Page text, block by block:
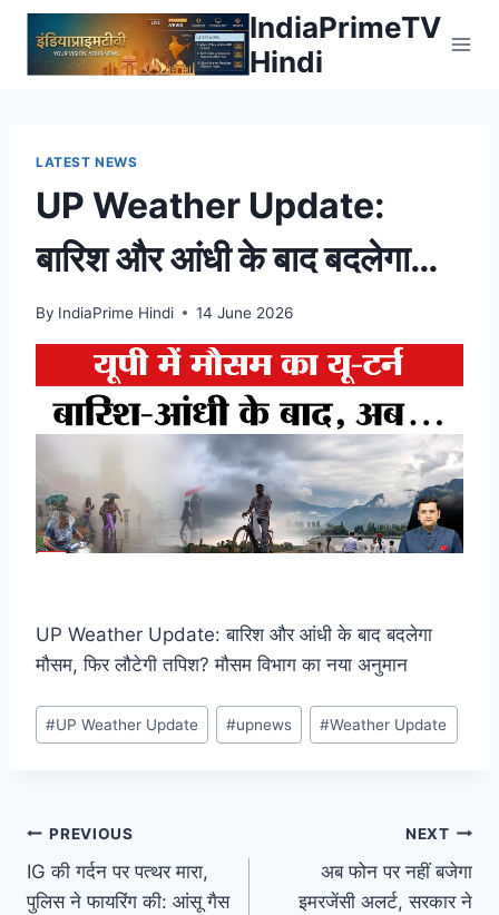
Skip
content
IndiaPrimeTV
Hindi
LATEST NEWS
UP Weather Update:
बारिश और आंधी के बाद बदलेगा
मौसम, फिर लौटेगी तपिश? मौसम
विभाग का नया अनुमान
By IndiaPrime Hindi 14 June 2026
UP Weather Update: बारिश और आंधी के बाद बदलेगा
मौसम, फिर लौटेगी तपिश? मौसम विभाग का नया अनुमान
Post
Tags:
#UP Weather Update #upnews #Weather Update
Post
navigation
PREVIOUS
IG की गर्दन पर पत्थर मारा,
पुलिस ने फायरिंग की: आंसू गैस
NEXT
अब फोन पर नहीं बजेगा
इमरजेंसी अलर्ट, सरकार ने